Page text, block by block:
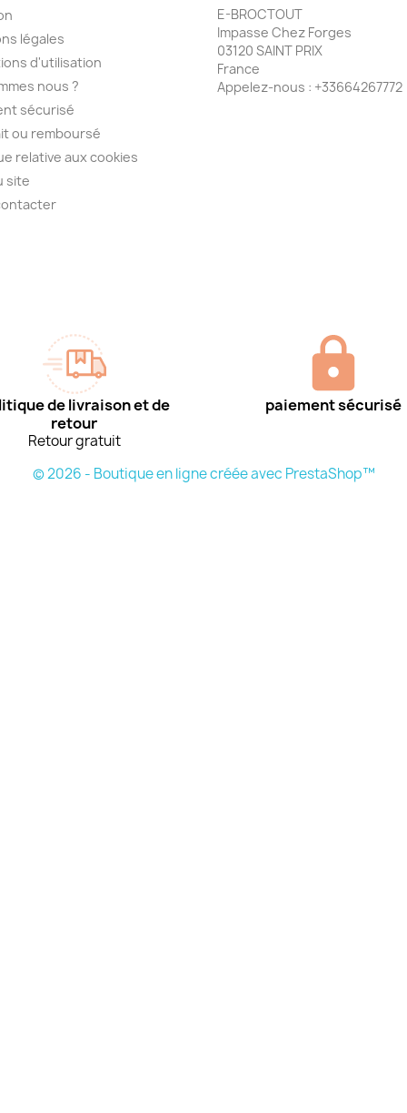
légales
d'utilisation
nous ?
sécurisé
ou remboursé
relative aux cookies
site
E-BROCTOUT
Impasse Chez Forges
03120 SAINT PRIX
France
Appelez-nous : +33664267772
de livraison et de
retour
Retour gratuit
paiement sécurisé
© 2026 - Boutique en ligne créée avec PrestaShop™